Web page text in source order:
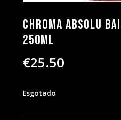
Chroma Absolu
250ml
€25.50
Esgotado